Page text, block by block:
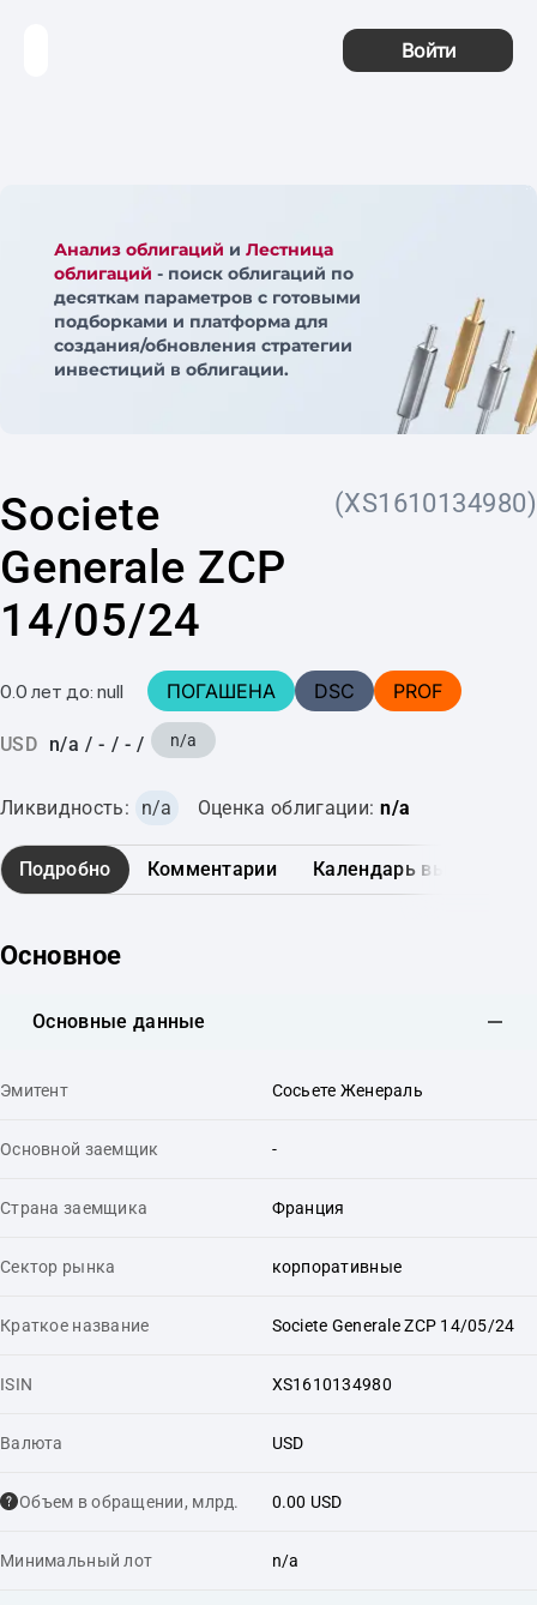
Войти
Анализ облигаций и Лестница
облигаций - поиск облигаций по
десяткам параметров с готовыми
подборками и платформа для
создания/обновления стратегии
инвестиций в облигации.
Societe
Generale ZCP
14/05/24
(XS1610134980)
0.0 лет до: null ПОГАШЕНА DSC PROF
USD n/a / - / - / n/a
Ликвидность: n/a Оценка облигации: n/a
Подробно Комментарии Календарь выплат
Основное
Основные данные
Эмитент Сосьете Женераль
Основной заемщик -
Страна заемщика Франция
Сектор рынка корпоративные
Краткое название Societe Generale ZCP 14/05/24
ISIN XS1610134980
Валюта USD
Объем в обращении, млрд. 0.00 USD
Минимальный лот n/a